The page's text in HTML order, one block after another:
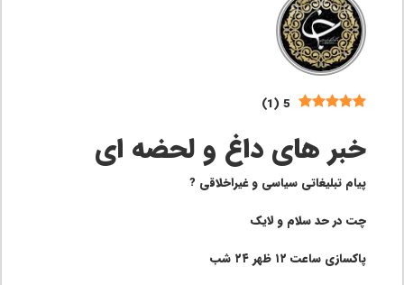
5
(
1
)
خبر های داغ و لحضه ای
پیام تبلیغاتی سیاسی و غیراخلاقی ?
چت در حد سلام و لایک
پاکسازی ساعت ۱۲ ظهر ۲۴ شب